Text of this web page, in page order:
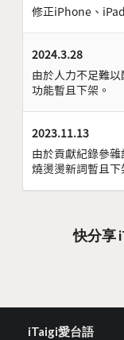
修正iPhone、
2024.3.28
由於人力不足難
功能暫且下架。
2023.11.13
由於貢獻紀錄參
燒燙燙新詞暫且下
快分享
iTaigi愛台語